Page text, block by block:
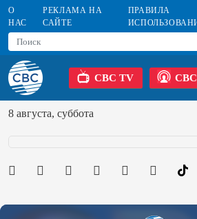
О
НАС
РЕКЛАМА НА
САЙТЕ
ПРАВИЛА
CBC TV
8 августа, суббота